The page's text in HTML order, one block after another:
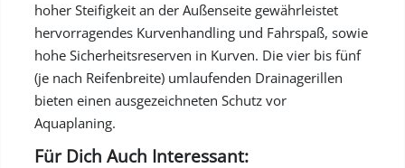
hoher Steifigkeit an der Außenseite gewährleistet
hervorragendes Kurvenhandling und Fahrspaß, sowie
hohe Sicherheitsreserven in Kurven. Die vier bis fünf
(je nach Reifenbreite) umlaufenden Drainagerillen
bieten einen ausgezeichneten Schutz vor
Aquaplaning.
Für Dich Auch Interessant: